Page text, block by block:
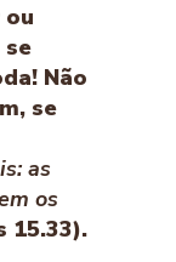
ou
se
Não
se
as
os
15.33).